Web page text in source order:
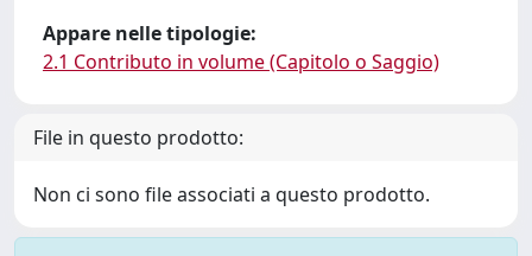
Appare nelle tipologie:
2.1 Contributo in volume (Capitolo o Saggio)
File in questo prodotto:
Non ci sono file associati a questo prodotto.